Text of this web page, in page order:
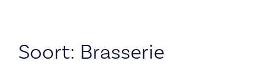
Soort: Brasserie